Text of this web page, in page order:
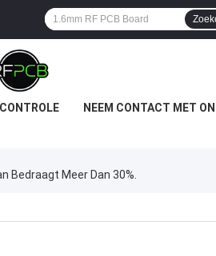
NEEM CONTACT MET
Bedraagt Meer Dan 30%.